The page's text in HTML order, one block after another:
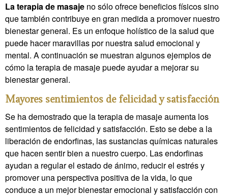
La terapia de masaje no sólo ofrece beneficios físicos sino
que también contribuye en gran medida a promover nuestro
bienestar general. Es un enfoque holístico de la salud que
puede hacer maravillas por nuestra salud emocional y
mental. A continuación se muestran algunos ejemplos de
cómo la terapia de masaje puede ayudar a mejorar su
bienestar general.
Mayores sentimientos de felicidad y satisfacción
Se ha demostrado que la terapia de masaje aumenta los
sentimientos de felicidad y satisfacción. Esto se debe a la
liberación de endorfinas, las sustancias químicas naturales
que hacen sentir bien a nuestro cuerpo. Las endorfinas
ayudan a regular el estado de ánimo, reducir el estrés y
promover una perspectiva positiva de la vida, lo que
conduce a un mejor bienestar emocional y satisfacción con